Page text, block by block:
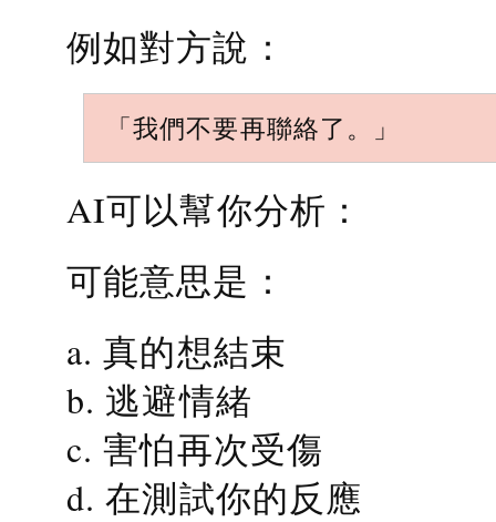
例如對方說：
「我們不要再聯絡了。」
AI可以幫你分析：
可能意思是：
a. 真的想結束
b. 逃避情緒
c. 害怕再次受傷
d. 在測試你的反應